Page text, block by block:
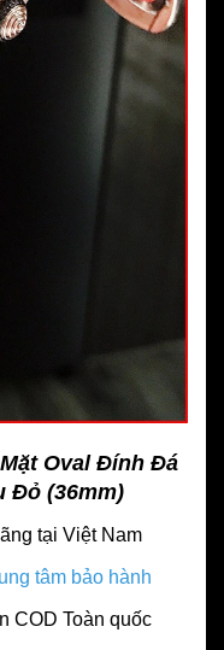
Oval Đính Đá
Đỏ (36mm)
tại Việt Nam
tâm bảo hành
COD Toàn quốc